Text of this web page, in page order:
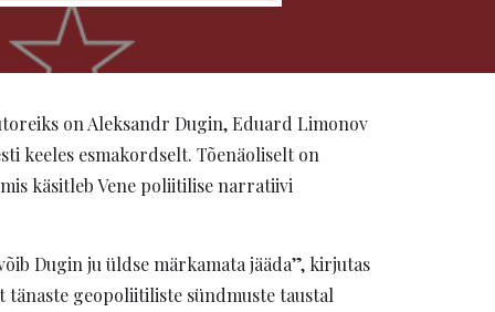
on Aleksandr Dugin, Eduard Limonov
keeles esmakordselt. Tõenäoliselt on
käsitleb Vene poliitilise narratiivi
Dugin ju üldse märkamata jääda”, kirjutas
tänaste geopoliitiliste sündmuste taustal